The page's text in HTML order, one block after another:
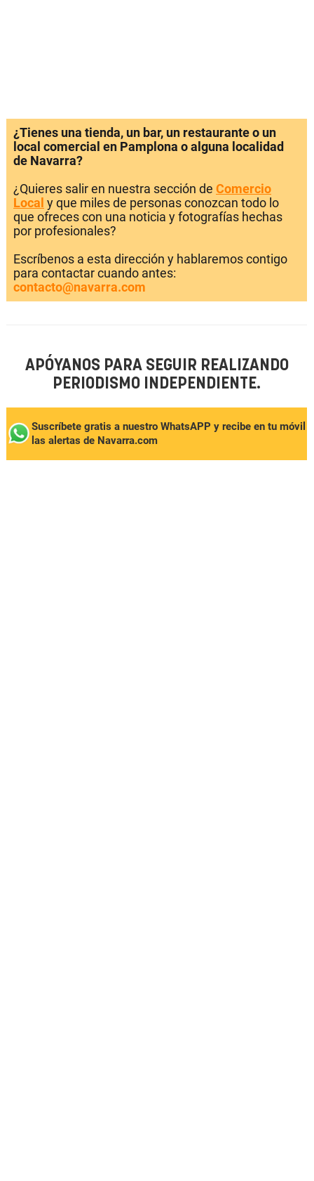
¿Tienes una tienda, un bar, un restaurante o un
local comercial en Pamplona o alguna localidad
de Navarra?
¿Quieres salir en nuestra sección de Comercio
Local y que miles de personas conozcan todo lo
que ofreces con una noticia y fotografías hechas
por profesionales?
Escríbenos a esta dirección y hablaremos contigo
para contactar cuando antes:
contacto@navarra.com
APÓYANOS PARA SEGUIR REALIZANDO
PERIODISMO INDEPENDIENTE.
Suscríbete gratis a nuestro WhatsAPP y recibe en tu móvil
las alertas de Navarra.com